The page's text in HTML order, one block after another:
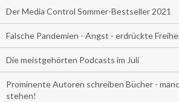
Der Media Control Sommer-Bestseller 2021
Falsche Pandemien - Angst - erdrückte
Die meistgehörten Podcasts im Juli
Prominente Autoren schreiben Bücher -
stehen!